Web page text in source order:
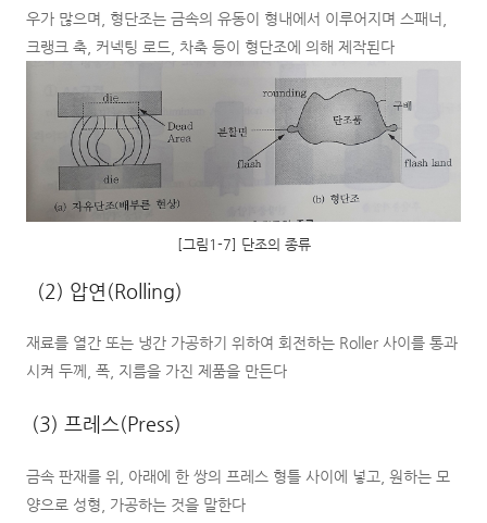
우가 많으며, 형단조는 금속의 유동이 형내에서 이루어지며 스패너,
크랭크 축, 커넥팅 로드, 차축 등이 형단조에 의해 제작된다
[그림1-7] 단조의 종류
(2) 압연(Rolling)
재료를 열간 또는 냉간 가공하기 위하여 회전하는 Roller 사이를 통과
시켜 두께, 폭, 지름을 가진 제품을 만든다
(3) 프레스(Press)
금속 판재를 위, 아래에 한 쌍의 프레스 형틀 사이에 넣고, 원하는 모
양으로 성형, 가공하는 것을 말한다